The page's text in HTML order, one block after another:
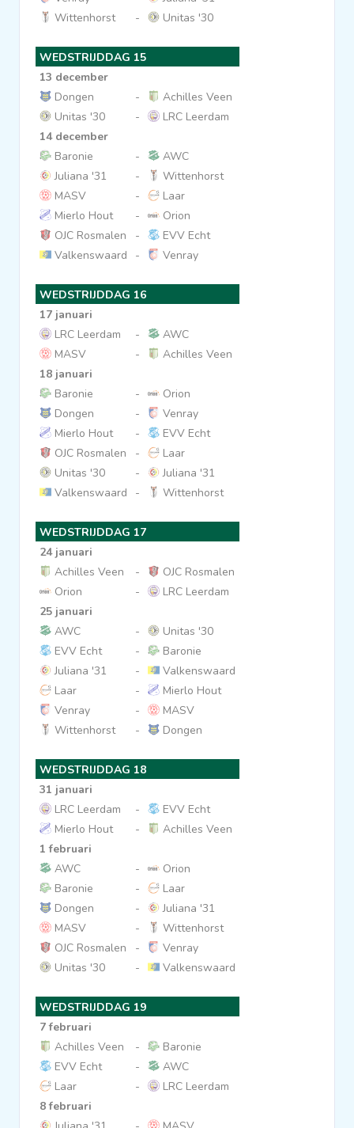
Wittenhorst
- Unitas '30
WEDSTRIJDDAG 15
13 december
Dongen
-
Achilles Veen
Unitas '30
-
LRC Leerdam
14 december
Baronie
-
AWC
Juliana '31
-
Wittenhorst
MASV
-
Laar
Mierlo Hout
-
Orion
OJC Rosmalen
-
EVV Echt
Valkenswaard
- Venray
WEDSTRIJDDAG 16
17 januari
LRC Leerdam
-
AWC
MASV
-
Achilles Veen
18 januari
Baronie
-
Orion
Dongen
-
Venray
Mierlo Hout
-
EVV Echt
OJC Rosmalen
-
Laar
Unitas '30
-
Juliana '31
Valkenswaard
- Wittenhorst
WEDSTRIJDDAG 17
24 januari
Achilles Veen
-
OJC Rosmalen
Orion
-
LRC Leerdam
25 januari
AWC
-
Unitas '30
EVV Echt
-
Baronie
Juliana '31
-
Valkenswaard
Laar
-
Mierlo Hout
Venray
-
MASV
Wittenhorst
- Dongen
WEDSTRIJDDAG 18
31 januari
LRC Leerdam
-
EVV Echt
Mierlo Hout
-
Achilles Veen
1 februari
AWC
-
Orion
Baronie
-
Laar
Dongen
-
Juliana '31
MASV
-
Wittenhorst
OJC Rosmalen
-
Venray
Unitas '30
- Valkenswaard
WEDSTRIJDDAG 19
7 februari
Achilles Veen
-
Baronie
EVV Echt
-
AWC
Laar
-
LRC Leerdam
8 februari